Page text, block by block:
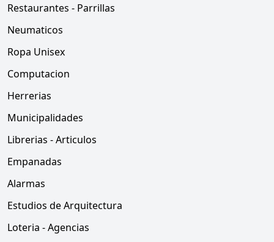
Restaurantes - Parrillas
Neumaticos
Ropa Unisex
Computacion
Herrerias
Municipalidades
Librerias - Articulos
Empanadas
Alarmas
Estudios de Arquitectura
Loteria - Agencias